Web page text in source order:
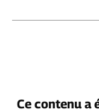
Ce contenu a